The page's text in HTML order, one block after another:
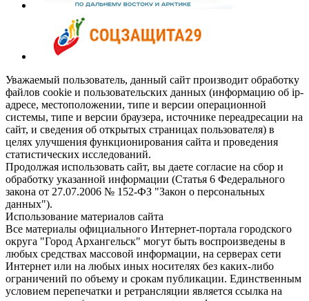
Уважаемый пользователь, данный сайт производит обработку
файлов cookie и пользовательских данных (информацию об ip-
адресе, местоположении, типе и версии операционной
системы, типе и версии браузера, источнике переадресации на
сайт, и сведения об открытых страницах пользователя) в
целях улучшения функционирования сайта и проведения
статистических исследований.
Продолжая использовать сайт, вы даете согласие на сбор и
обработку указанной информации (Статья 6 Федерального
закона от 27.07.2006 № 152-ФЗ "Закон о персональных
данных").
Использование материалов сайта
Все материалы официального Интернет-портала городского
округа "Город Архангельск" могут быть воспроизведены в
любых средствах массовой информации, на серверах сети
Интернет или на любых иных носителях без каких-либо
ограничений по объему и срокам публикации. Единственным
условием перепечатки и ретрансляции является ссылка на